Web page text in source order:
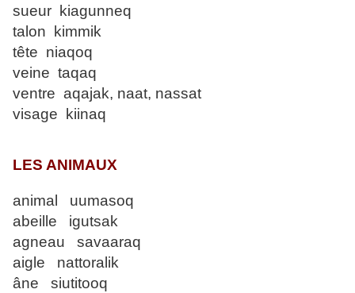
sueur kiagunneq
talon kimmik
tête niaqoq
veine taqaq
ventre aqajak, naat, nassat
visage kiinaq
LES ANIMAUX
animal uumasoq
abeille igutsak
agneau savaaraq
aigle nattoralik
âne siutitooq